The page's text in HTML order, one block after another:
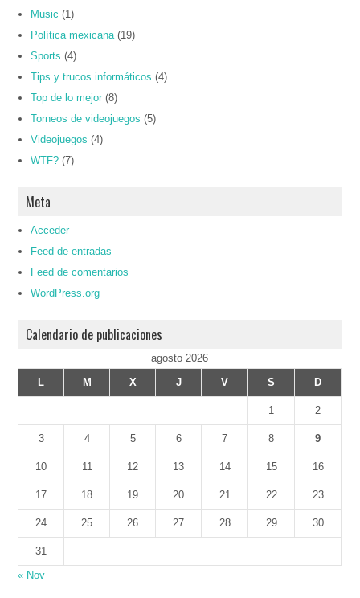
Music (1)
Política mexicana (19)
Sports (4)
Tips y trucos informáticos (4)
Top de lo mejor (8)
Torneos de videojuegos (5)
Videojuegos (4)
WTF? (7)
Meta
Acceder
Feed de entradas
Feed de comentarios
WordPress.org
Calendario de publicaciones
agosto 2026
L
M X J V S D
1 2
3 4 5 6 7 8 9
10 11 12 13 14 15 16
17 18 19 20 21 22 23
24 25 26 27 28 29 30
31
« Nov